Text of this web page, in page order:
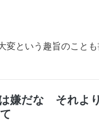
変という趣旨のこと